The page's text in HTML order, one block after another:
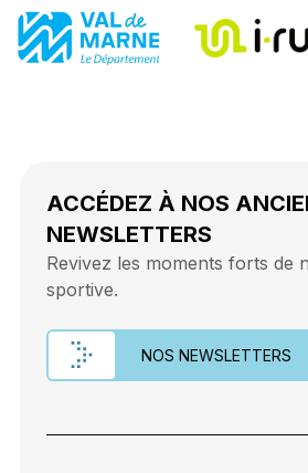
ACCÉDEZ À NOS
NEWSLETTERS
Revivez les moments forts de
sportive.
NOS NEWSLETTERS